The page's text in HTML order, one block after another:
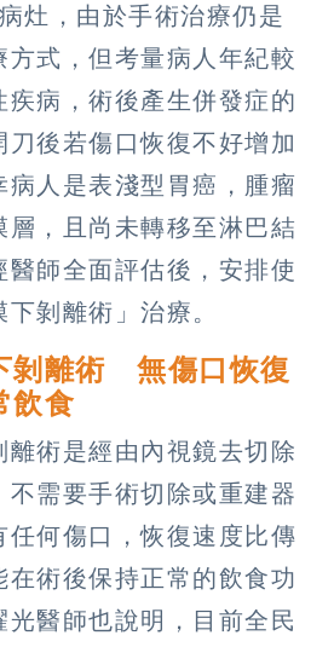
灶，由於手術治療仍是
方式，但考量病人年紀較
疾病，術後產生併發症的
刀後若傷口恢復不好增加
病人是表淺型胃癌，腫瘤
層，且尚未轉移至淋巴結
醫師全面評估後，安排使
剝離術」治療。
剝離術 無傷口恢復
飲食
離術是經由內視鏡去切除
不需要手術切除或重建器
任何傷口，恢復速度比傳
在術後保持正常的飲食功
光醫師也說明，目前全民